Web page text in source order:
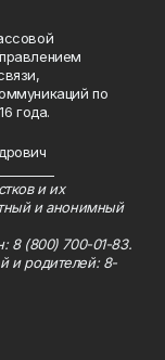
по
года.
и их
и анонимный
8 (800) 700-01-83.
и родителей: 8-